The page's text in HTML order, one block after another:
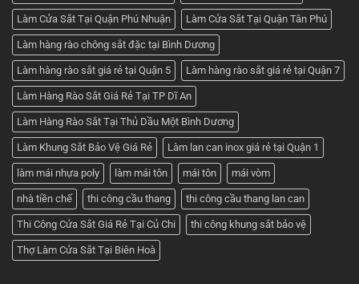
Làm Cửa Sắt Tại Quận Phú Nhuận Làm Cửa Sắt Tại Quận Tân Phú
Làm hàng rào chông sắt đặc tại Bình Dương
Làm hàng rào sắt giá rẻ tại Quận 5 Làm hàng rào sắt giá rẻ tại Quận 7
Làm Hàng Rào Sắt Giá Rẻ Tại TP Dĩ An
Làm Hàng Rào Sắt Tại Thủ Dầu Một Bình Dương
Làm Khung Sắt Bảo Vệ Giá Rẻ Làm lan can inox giá rẻ tại Quận 1
làm mái nhựa poly làm mái tôn mái tôn mái vòm
nhà tiền chế thi công cầu thang thi công cầu thang lan can
Thi Công Cửa Sắt Giá Rẻ Tại Củ Chi thi công khung sắt bảo vệ
Thợ Làm Cửa Sắt Tại Biên Hoà